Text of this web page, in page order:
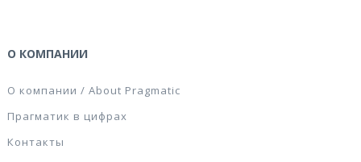
О КОМПАНИИ
О компании / About Pragmatic
Прагматик в цифрах
Контакты